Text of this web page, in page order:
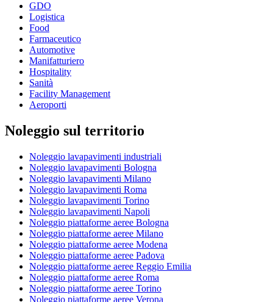
GDO
Logistica
Food
Farmaceutico
Automotive
Manifatturiero
Hospitality
Sanità
Facility Management
Aeroporti
Noleggio sul territorio
Noleggio lavapavimenti industriali
Noleggio lavapavimenti Bologna
Noleggio lavapavimenti Milano
Noleggio lavapavimenti Roma
Noleggio lavapavimenti Torino
Noleggio lavapavimenti Napoli
Noleggio piattaforme aeree Bologna
Noleggio piattaforme aeree Milano
Noleggio piattaforme aeree Modena
Noleggio piattaforme aeree Padova
Noleggio piattaforme aeree Reggio Emilia
Noleggio piattaforme aeree Roma
Noleggio piattaforme aeree Torino
Noleggio piattaforme aeree Verona